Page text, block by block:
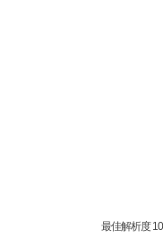
最佳解析度